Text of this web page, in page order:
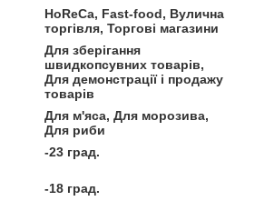
HoReCa, Fast-food, Вулична
торгівля, Торгові магазини
Для зберігання
швидкопсувних товарів,
Для демонстрації і продажу
товарів
Для м'яса, Для морозива,
Для риби
-23 град.
-18 град.